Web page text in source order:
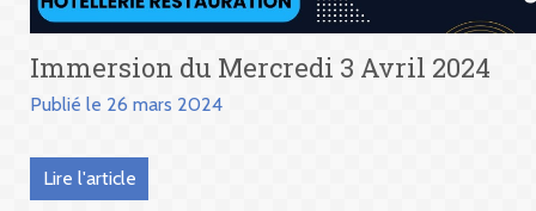
Immersion du Mercredi 3 Avril 2024
Publié le 26 mars 2024
Lire l'article